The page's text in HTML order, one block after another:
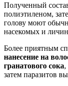
Полученный
полиэтиленом,
голову моют
насекомых и
Более приятным
нанесение на
гранатового сока,
затем паразитов